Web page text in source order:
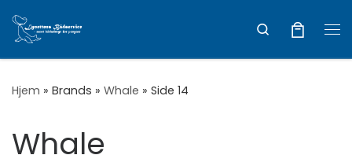
Vis hele indholdet
Search
Hjem » Brands » Whale » Side 14
Whale